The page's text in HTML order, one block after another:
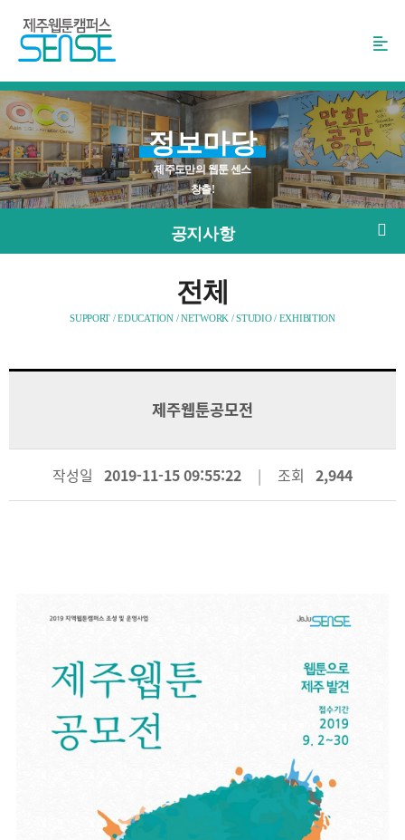
로
가
기
정보마당
제주도만의 웹툰 센스
창출!
공지사항
전체
SUPPORT / EDUCATION / NETWORK / STUDIO / EXHIBITION
제주웹툰공모전
작성일 2019-11-15 09:55:22 조회 2,944